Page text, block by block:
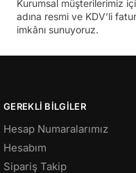
Kurumsal müşterilerimiz
adına resmi ve KDV’li
imkânı sunuyoruz.
GEREKLİ BİLGİLER
Hesap Numaralarımız
Hesabım
Sipariş Takip